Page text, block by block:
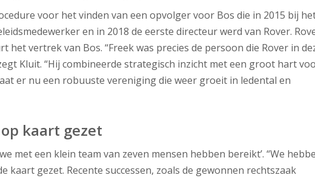
voor het vinden van een opvolger voor Bos die in 2015 bij
en in 2018 de eerste directeur werd van Rover.
het vertrek van Bos. “Freek was precies de persoon die Rover in
Kluit. “Hij combineerde strategisch inzicht met een groot hart
er nu een robuuste vereniging die weer groeit in ledental en
kaart gezet
met een klein team van zeven mensen hebben bereikt’. “We
kaart gezet. Recente successen, zoals de gewonnen rechtszaak